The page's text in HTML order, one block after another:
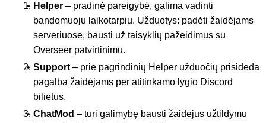
Helper – pradinė pareigybė, galima vadinti
bandomuoju laikotarpiu. Užduotys: padėti žaidėjams
serveriuose, bausti už taisyklių pažeidimus su
Overseer patvirtinimu.
Support – prie pagrindinių Helper užduočių prisideda
pagalba žaidėjams per atitinkamo lygio Discord
bilietus.
ChatMod – turi galimybę bausti žaidėjus užtildymu